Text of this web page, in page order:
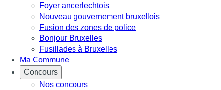
Foyer anderlechtois
Nouveau gouvernement bruxellois
Fusion des zones de police
Bonjour Bruxelles
Fusillades à Bruxelles
Ma Commune
Concours
Nos concours